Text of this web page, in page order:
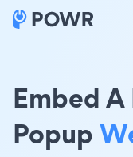
Embed
Popup